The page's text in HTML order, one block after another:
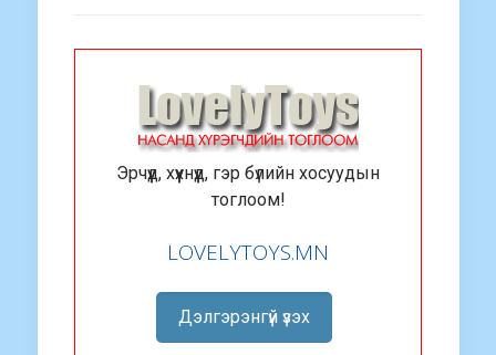
Эрчүүд, хүүхнүүд, гэр бүлийн хосуудын
тоглоом!
LOVELYTOYS.MN
Дэлгэрэнгүй үзэх